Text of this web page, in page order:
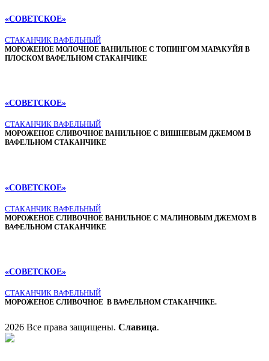
«СОВЕТСКОЕ»
СТАКАНЧИК ВАФЕЛЬНЫЙ
МОРОЖЕНОЕ МОЛОЧНОЕ ВАНИЛЬНОЕ С ТОПИНГОМ МАРАКУЙЯ В
ПЛОСКОМ ВАФЕЛЬНОМ СТАКАНЧИКЕ
«СОВЕТСКОЕ»
СТАКАНЧИК ВАФЕЛЬНЫЙ
МОРОЖЕНОЕ СЛИВОЧНОЕ ВАНИЛЬНОЕ С ВИШНЕВЫМ ДЖЕМОМ В
ВАФЕЛЬНОМ СТАКАНЧИКЕ
«СОВЕТСКОЕ»
СТАКАНЧИК ВАФЕЛЬНЫЙ
МОРОЖЕНОЕ СЛИВОЧНОЕ ВАНИЛЬНОЕ С МАЛИНОВЫМ ДЖЕМОМ В
ВАФЕЛЬНОМ СТАКАНЧИКЕ
«СОВЕТСКОЕ»
СТАКАНЧИК ВАФЕЛЬНЫЙ
МОРОЖЕНОЕ СЛИВОЧНОЕ В ВАФЕЛЬНОМ СТАКАНЧИКЕ.
2026 Все права защищены. Славица.